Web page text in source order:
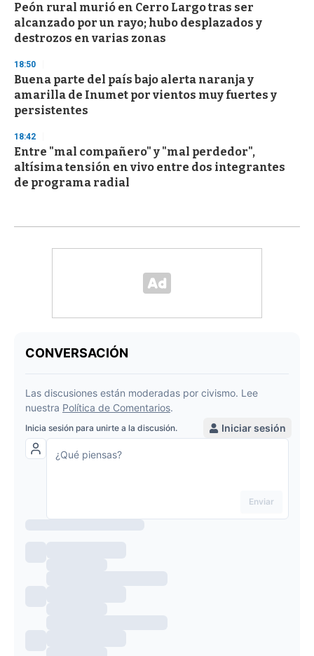
Peón rural murió en Cerro Largo tras ser
alcanzado por un rayo; hubo desplazados y
destrozos en varias zonas
18:50
Buena parte del país bajo alerta naranja y
amarilla de Inumet por vientos muy fuertes y
persistentes
18:42
Entre "mal compañero" y "mal perdedor",
altísima tensión en vivo entre dos integrantes
de programa radial